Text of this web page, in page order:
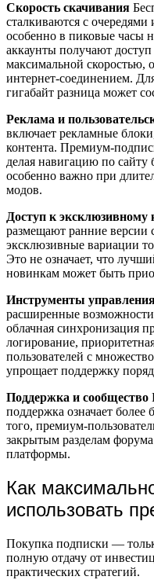
Скорость скачивания
сталкиваются с
особенно в пиковые часы
аккаунты получают
максимальной скоростью,
интернет-соединением.
гигабайт разница может
Реклама и
включает рекламные
контента. Премиум-
делая навигацию по
особенно важно при
модов.
Доступ к эксклюзивному
размещают ранние версии
эксклюзивные вариации
Это не означает, что
новинкам может быть
Инструменты
расширенные
облачная синхронизация
логирование,
пользователей с
упрощает поддержку
Поддержка и сообщество
поддержка означает
того, премиум-
закрытым разделам
платформы.
Как
использовать
Покупка подписки —
полную отдачу от
практических стратегий.